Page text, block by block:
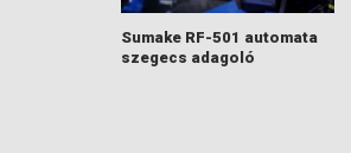
Sumake RF-501 automata
szegecs adagoló